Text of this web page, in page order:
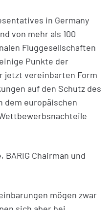
in Germany
von mehr als 100
Fluggesellschaften
Punkte der
jetzt vereinbarten Form
auf den Schutz des
dem europäischen
BARIG Chairman und
mögen zwar